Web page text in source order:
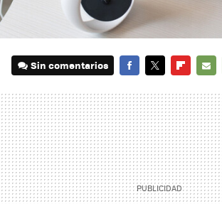
Sin comentarios
MAIL